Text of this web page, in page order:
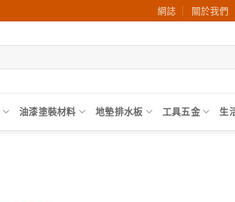
網誌 關於我們
油漆塗裝材料 地墊排水板 工具五金 生